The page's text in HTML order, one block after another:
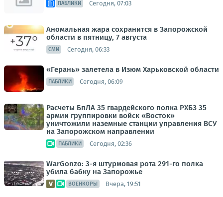
ПАБЛИКИ Сегодня, 07:03
Аномальная жара сохранится в Запорожской
области в пятницу, 7 августа
СМИ Сегодня, 06:33
«Герань» залетела в Изюм Харьковской области
ПАБЛИКИ Сегодня, 06:09
Расчеты БпЛА 35 гвардейского полка РХБЗ 35
армии группировки войск «Восток»
уничтожили наземные станции управления ВСУ
на Запорожском направлении
ПАБЛИКИ Сегодня, 02:36
WarGonzo: 3-я штурмовая рота 291-го полка
убила бабку на Запорожье
ВОЕНКОРЫ Вчера, 19:51